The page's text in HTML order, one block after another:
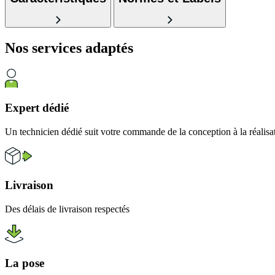
Nos services adaptés
Expert dédié
Un technicien dédié suit votre commande de la conception à la
Livraison
Des délais de livraison respectés
La pose